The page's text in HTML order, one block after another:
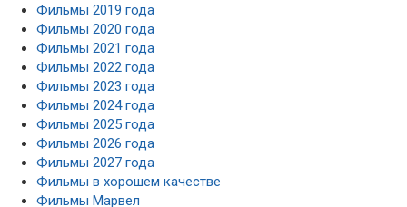
Фильмы 2019 года
Фильмы 2020 года
Фильмы 2021 года
Фильмы 2022 года
Фильмы 2023 года
Фильмы 2024 года
Фильмы 2025 года
Фильмы 2026 года
Фильмы 2027 года
Фильмы в хорошем качестве
Фильмы Марвел